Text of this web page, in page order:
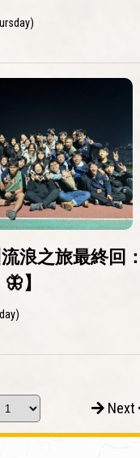
流浪之旅最終回
】
Next